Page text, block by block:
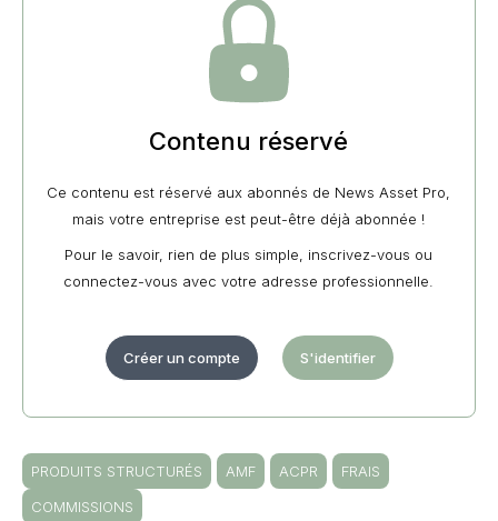
Contenu réservé
Ce contenu est réservé aux abonnés de News Asset Pro,
mais votre entreprise est peut-être déjà abonnée !
Pour le savoir, rien de plus simple, inscrivez-vous ou
connectez-vous avec votre adresse professionnelle.
Créer un compte S'identifier
PRODUITS STRUCTURÉS AMF ACPR
FRAIS
COMMISSIONS